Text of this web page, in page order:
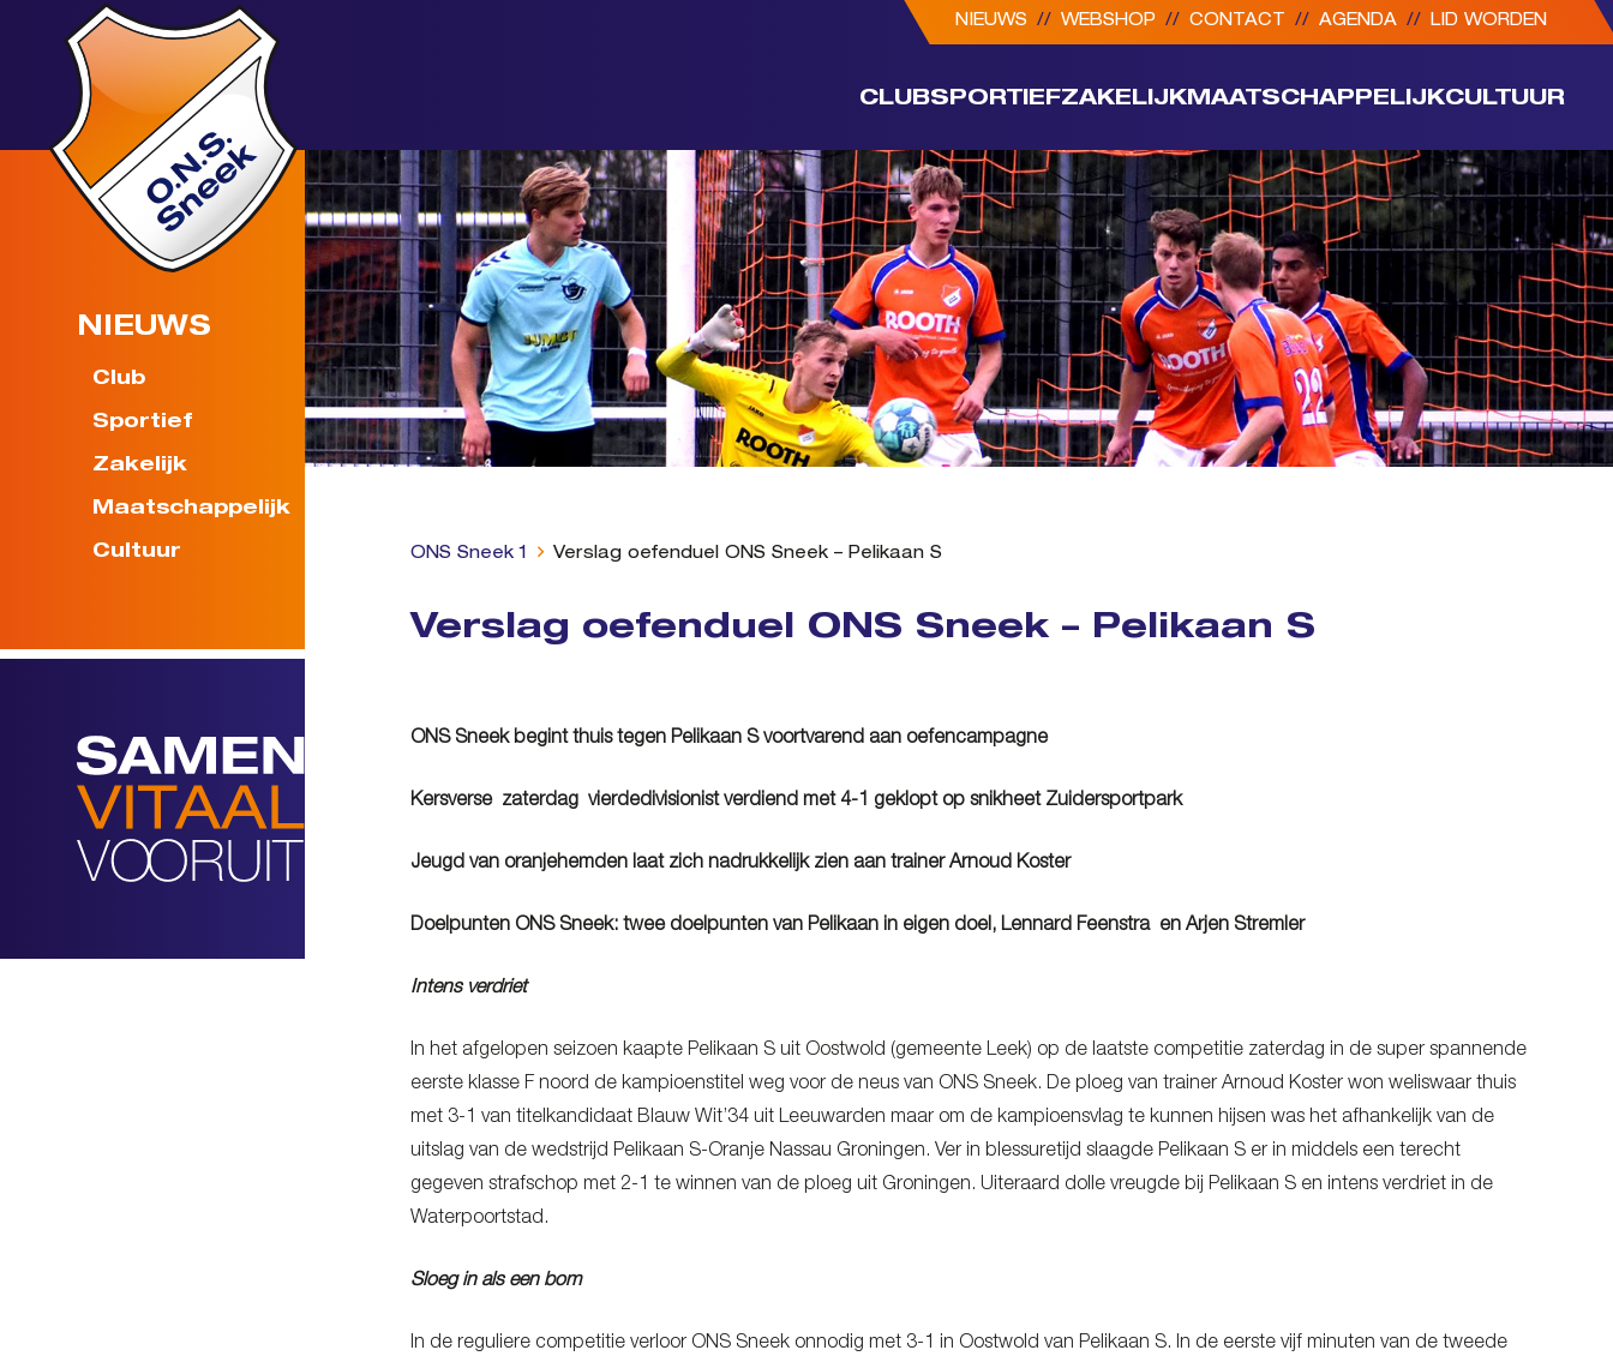
NIEUWS // WEBSHOP // CONTACT // AGENDA // LID WORDEN
CLUBSPORTIEFZAKELIJK MAATSCHAPPELIJKCULTUUR
NIEUWS
Club
Sportief
Zakelijk
Maatschappelijk
Cultuur ONS Sneek 1 Verslag oefenduel ONS Sneek – Pelikaan S
Verslag oefenduel ONS Sneek – Pelikaan S
ONS Sneek begint thuis tegen Pelikaan S voortvarend aan oefencampagne
Kersverse zaterdag vierdedivisionist verdiend met 4-1 geklopt op snikheet Zuidersportpark
Jeugd van oranjehemden laat zich nadrukkelijk zien aan trainer Arnoud Koster
Doelpunten ONS Sneek: twee doelpunten van Pelikaan in eigen doel, Lennard Feenstra en Arjen Stremler
Intens verdriet
In het afgelopen seizoen kaapte Pelikaan S uit Oostwold (gemeente Leek) op de laatste competitie zaterdag in de super spannende
eerste klasse F noord de kampioenstitel weg voor de neus van ONS Sneek. De ploeg van trainer Arnoud Koster won weliswaar thuis
met 3-1 van titelkandidaat Blauw Wit’34 uit Leeuwarden maar om de kampioensvlag te kunnen hijsen was het afhankelijk van de
uitslag van de wedstrijd Pelikaan S-Oranje Nassau Groningen. Ver in blessuretijd slaagde Pelikaan S er in middels een terecht
gegeven strafschop met 2-1 te winnen van de ploeg uit Groningen. Uiteraard dolle vreugde bij Pelikaan S en intens verdriet in de
Waterpoortstad.
Sloeg in als een bom
In de reguliere competitie verloor ONS Sneek onnodig met 3-1 in Oostwold van Pelikaan S. In de eerste vijf minuten van de tweede